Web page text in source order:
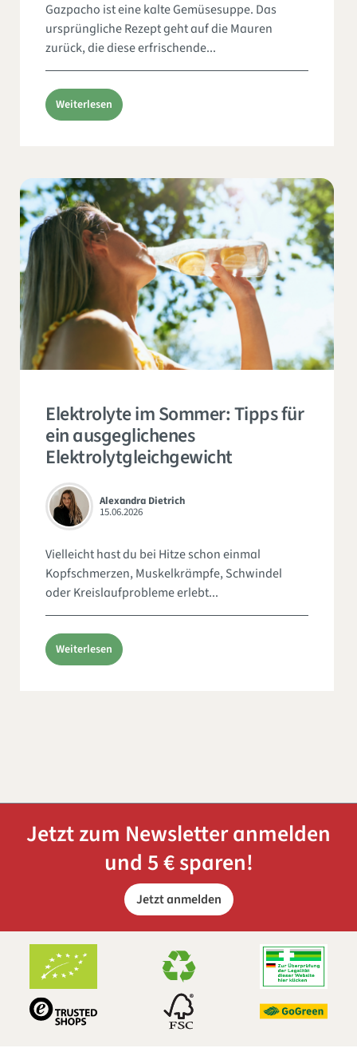
Gazpacho ist eine kalte Gemüsesuppe. Das
ursprüngliche Rezept geht auf die Mauren
zurück, die diese erfrischende...
Weiterlesen
Elektrolyte im Sommer: Tipps für
ein ausgeglichenes
Elektrolytgleichgewicht
Alexandra Dietrich
15.06.2026
Vielleicht hast du bei Hitze schon einmal
Kopfschmerzen, Muskelkrämpfe, Schwindel
oder Kreislaufprobleme erlebt...
Weiterlesen
Jetzt zum Newsletter anmelden
und 5 € sparen!
Jetzt anmelden